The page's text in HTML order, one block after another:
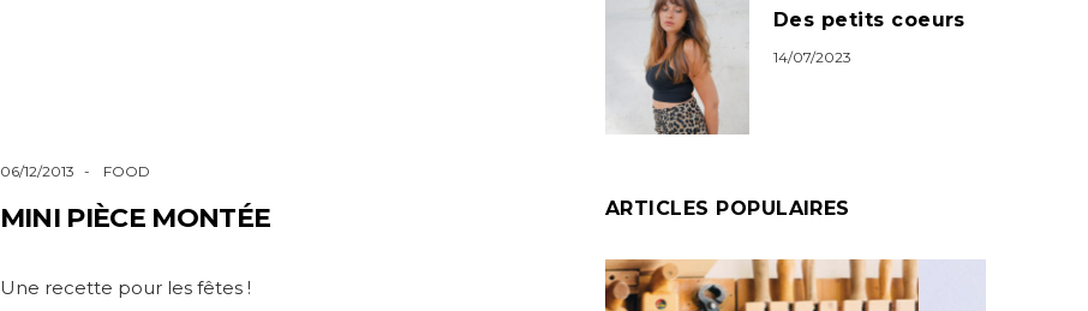
06/12/2013 FOOD
MINI PIÈCE MONTÉE
Une recette pour les fêtes !
Des petits coeurs
14/07/2023
ARTICLES POPULAIRES